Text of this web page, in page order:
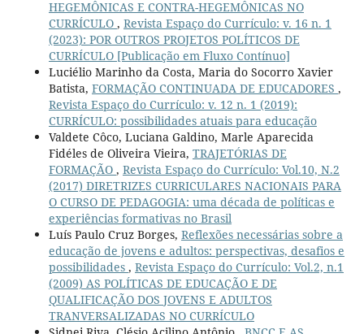
HEGEMÔNICAS E CONTRA-HEGEMÔNICAS NO
CURRÍCULO , Revista Espaço do Currículo: v. 16 n. 1
(2023): POR OUTROS PROJETOS POLÍTICOS DE
CURRÍCULO [Publicação em Fluxo Contínuo]
Luciélio Marinho da Costa, Maria do Socorro Xavier
Batista, FORMAÇÃO CONTINUADA DE EDUCADORES ,
Revista Espaço do Currículo: v. 12 n. 1 (2019):
CURRÍCULO: possibilidades atuais para educação
Valdete Côco, Luciana Galdino, Marle Aparecida
Fidéles de Oliveira Vieira, TRAJETÓRIAS DE
FORMAÇÃO , Revista Espaço do Currículo: Vol.10, N.2
(2017) DIRETRIZES CURRICULARES NACIONAIS PARA
O CURSO DE PEDAGOGIA: uma década de políticas e
experiências formativas no Brasil
Luís Paulo Cruz Borges, Reflexões necessárias sobre a
educação de jovens e adultos: perspectivas, desafios e
possibilidades , Revista Espaço do Currículo: Vol.2, n.1
(2009) AS POLÍTICAS DE EDUCAÇÃO E DE
QUALIFICAÇÃO DOS JOVENS E ADULTOS
TRANVERSALIZADAS NO CURRÍCULO